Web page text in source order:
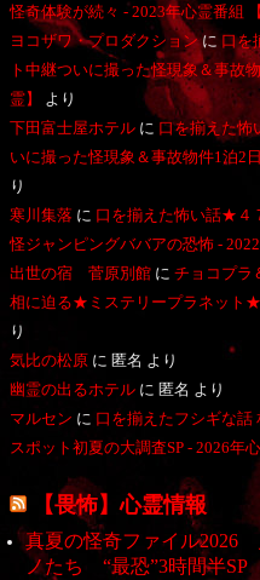
怪奇体験が続々 - 2023年心霊番組
ヨコザワ・プロダクションに 口を
ト中継ついに撮った怪現象＆事故
霊】
より
下田富士屋ホテル に 口を揃えた
いに撮った怪現象＆事故物件1泊2
り
寒川集落 に 口を揃えた怖い話★４
怪ジャンピングババアの恐怖 -
出世の宿 菅原別館 に チョコプラ
相に迫る★ミステリープラネット★
り
気比の松原 に 匿名 より
幽霊の出るホテル に 匿名 より
マルセン に 口を揃えたフシギな話
スポット初夏の大調査SP - 2026年
【畏怖】心霊情報
真夏の怪奇ファイル2026
ノたち “最恐”3時間半SP